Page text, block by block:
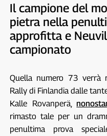
Il campione del
pietra nella
approfitta e
campionato
Quella numero 73 verrà
Rally di Finlandia dalle
Kalle Rovanperä,
rimasto tale per un
penultima prova